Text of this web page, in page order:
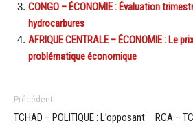
CONGO – ÉCONOMIE : Évaluation
hydrocarbures
AFRIQUE CENTRALE – ÉCONOMIE : Le
problématique économique
Précédent
TCHAD – POLITIQUE : L’opposant
RCA –